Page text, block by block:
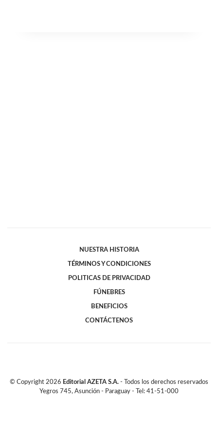
NUESTRA HISTORIA
TÉRMINOS Y CONDICIONES
POLITICAS DE PRIVACIDAD
FÚNEBRES
BENEFICIOS
CONTÁCTENOS
© Copyright 2026 Editorial AZETA S.A. - Todos los derechos reservados
Yegros 745, Asunción - Paraguay - Tel: 41-51-000